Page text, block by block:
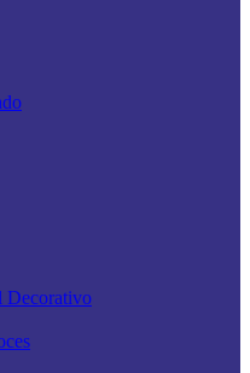
Decorativo